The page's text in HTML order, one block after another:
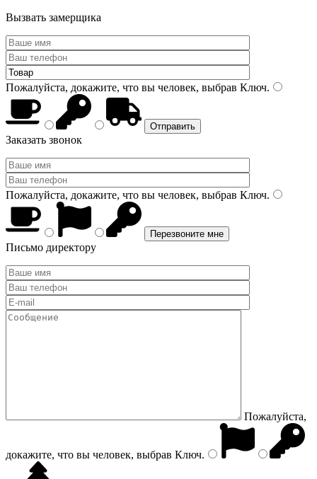
Вызвать замерщика
Пожалуйста, докажите, что вы человек, выбрав Ключ.
Заказать звонок
Пожалуйста, докажите, что вы человек, выбрав Ключ.
Письмо директору
Пожалуйста,
докажите, что вы человек, выбрав Ключ.